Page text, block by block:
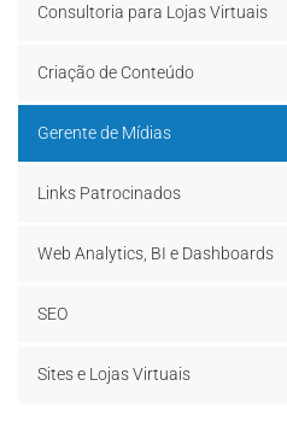
Consultoria para Lojas Virtuais
Criação de Conteúdo
Gerente de Mídias
Links Patrocinados
Web Analytics, BI e Dashboards
SEO
Sites e Lojas Virtuais